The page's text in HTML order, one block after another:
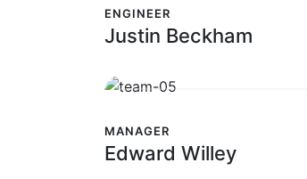
ENGINEER
Justin Beckham
MANAGER
Edward Willey